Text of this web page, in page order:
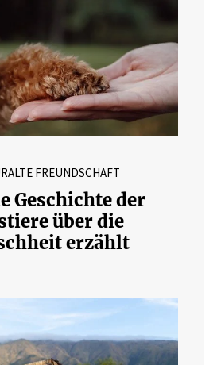
FREUNDSCHAFT
Geschichte der
über die
erzählt